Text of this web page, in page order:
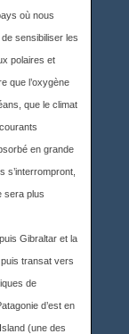
où nous
sensibiliser les
polaires et
que l’oxygène
que le climat
en grande
s’interrompront,
sera plus
Gibraltar et la
transat vers
de
d’est en
(une des